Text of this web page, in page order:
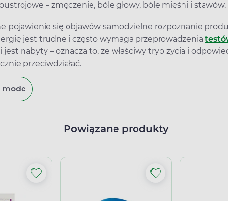
– zmęczenie, bóle głowy, bóle mięśni i stawów.
pojawienie się objawów samodzielne rozpoznanie
jest trudne i często wymaga przeprowadzenia
jest nabyty – oznacza to, że właściwy tryb życia i
przeciwdziałać.
mode
Powiązane produkty